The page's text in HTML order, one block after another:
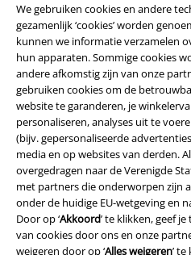
We gebruiken cookies en andere
gezamenlijk ‘cookies’ worden
kunnen we informatie verzamelen
hun apparaten. Sommige cookies
andere afkomstig zijn van onze
gebruiken cookies om de
website te garanderen, je
personaliseren, analyses uit te
(bijv. gepersonaliseerde
media en op websites van derden.
overgedragen naar de Verenigde
met partners die onderworpen zijn
onder de huidige EU-wetgeving en
Door op ‘Akkoord’ te klikken, geef
van cookies door ons en onze
weigeren door op ‘Alles weigeren’
Legal
Algemene Voorwaarden
Bedrijfsgegevens
Privacyverklaring
Verklaring van conformiteit